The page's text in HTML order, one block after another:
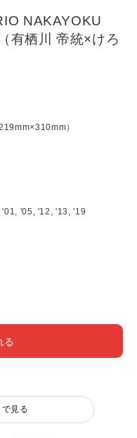
NAKAYOKU
有栖川 帝統×けろ
）
'05, '12, '13, '19
る
見る